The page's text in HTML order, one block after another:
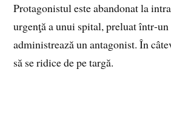
Protagonistul este abandonat la
urgenţă a unui spital, preluat
administrează un antagonist. În
să se ridice de pe targă.